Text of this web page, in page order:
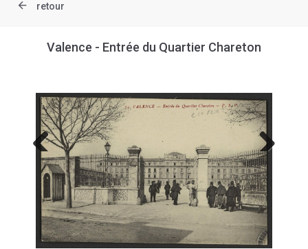
retour
Valence - Entrée du Quartier Chareton
Previous Next